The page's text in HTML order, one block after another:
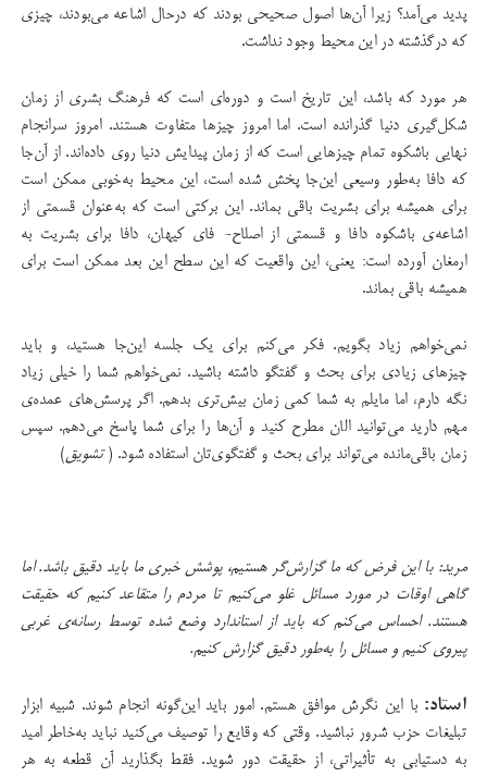
پدید می‌آمد؟ زیرا آن‌ها اصول صحیحی بودند که درحال اشاعه می‌بودند، چیزی
که درگذشته در این محیط وجود نداشت.
هر مورد که باشد، این تاریخ است و دوره‌ای است که فرهنگ بشری از زمان
شکل‌گیری دنیا گذرانده است. اما امروز چیزها متفاوت هستند. امروز سرانجام
نهایی باشکوه تمام چیزهایی است که از زمان پیدایش دنیا روی داده‌اند. از آن‌جا
که دافا به‌طور وسیعی این‌جا پخش شده است، ‌این محیط به‌خوبی ممکن است
برای همیشه برای بشریت باقی بماند. این برکتی است که به‌عنوان قسمتی از
اشاعه‌ی باشکوه دافا و قسمتی از اصلاح- فای کیهان، دافا برای بشریت به
ارمغان آورده است: یعنی، این واقعیت که این سطح این بعد ممکن است برای
همیشه باقی بماند.
نمی‌خواهم زیاد بگویم. فکر می‌کنم برای یک جلسه این‌جا هستید، و باید
چیزهای زیادی برای بحث و گفتگو داشته باشید. نمی‌خواهم شما را خیلی زیاد
نگه دارم،‌ اما مایلم به شما کمی زمان بیش‌تری بدهم. اگر پرسش‌های عمده‌ی
مهم دارید می‌توانید الان مطرح کنید و آن‌ها را برای شما پاسخ می‌دهم. سپس
زمان باقی‌مانده می‌تواند برای بحث‌ و گفتگوی‌تان استفاده شود. (تشویق)
مرید: با این فرض که ما گزارش‌گر هستیم، پوشش خبری ما باید دقیق باشد. اما
گاهی اوقات در مورد مسائل غلو می‌کنیم تا مردم را متقاعد کنیم که حقیقت
هستند. احساس می‌کنم که باید از استاندارد وضع شده توسط رسانه‌ی غربی
پیروی کنیم و مسائل را به‌طور دقیق گزارش کنیم.
استاد: با این نگرش موافق هستم. امور باید این‌گونه انجام شوند. شبیه ابزار
تبلیغات حزب شرور نباشید. وقتی که وقایع را توصیف می‌کنید نباید به‌خاطر امید
به دستیابی به تأثیراتی، از حقیقت دور شوید. فقط بگذارید آن قطعه به هر